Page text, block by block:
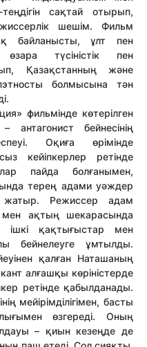
сақтай отырып,
шешім. Фильм
байланысты, ұлт пен
түсіністік пен
Қазақстанның және
болмысына тән
фильмінде көтерілген
бейнесінің
Оқиға өрімінде
кейіпкерлер ретінде
пайда болғанымен,
терең адами уәждер
жатыр. Режиссер адам
ақтың шекарасында
ішкі қақтығыстар мен
бейнелеуге ұмтылды.
қалған Наташаның
алғашқы көріністерде
ретінде қабылданады.
мейірімділігімен, басты
өзгереді. Оның
– қиын кезеңде де